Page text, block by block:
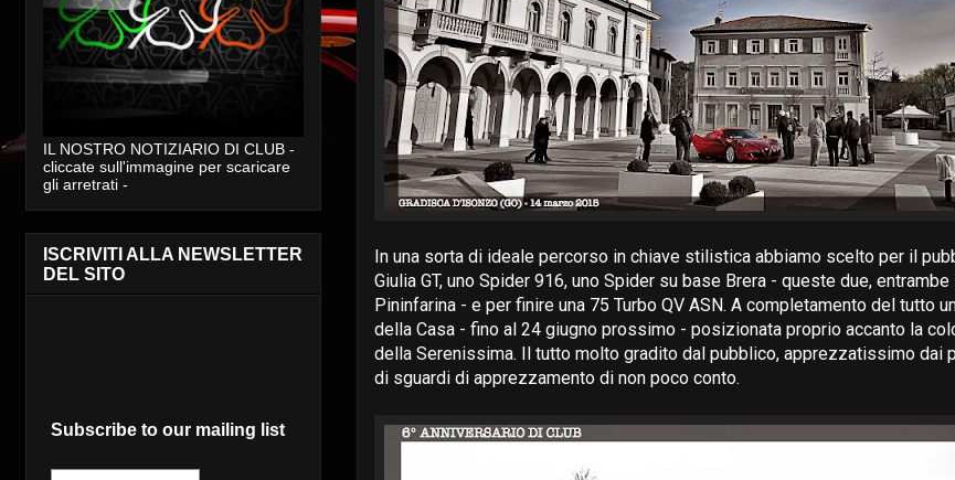
In una sorta di ideale percorso in chiave stilistica abbiamo scelto per il
Giulia GT, uno Spider 916, uno Spider su base Brera - queste due,
Pininfarina - e per finire una 75 Turbo QV ASN. A completamento del tutto
della Casa - fino al 24 giugno prossimo - posizionata proprio accanto la
della Serenissima. Il tutto molto gradito dal pubblico, apprezzatissimo dai
di sguardi di apprezzamento di non poco conto.
IL NOSTRO NOTIZIARIO DI CLUB -
cliccate sull'immagine per scaricare
gli arretrati -
ISCRIVITI ALLA NEWSLETTER
DEL SITO
Subscribe to our mailing list